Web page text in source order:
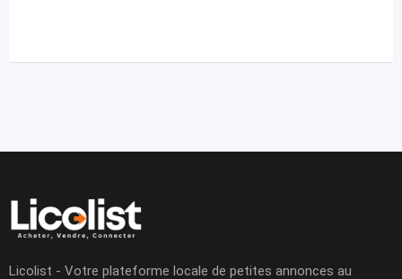
Licolist - Votre plateforme locale de petites annonces au